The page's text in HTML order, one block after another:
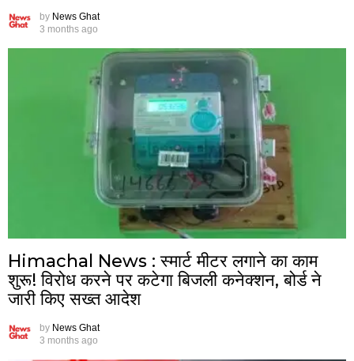
by News Ghat
3 months ago
Himachal News : स्मार्ट मीटर लगाने का काम
शुरू! विरोध करने पर कटेगा बिजली कनेक्शन, बोर्ड ने
जारी किए सख्त आदेश
by News Ghat
3 months ago